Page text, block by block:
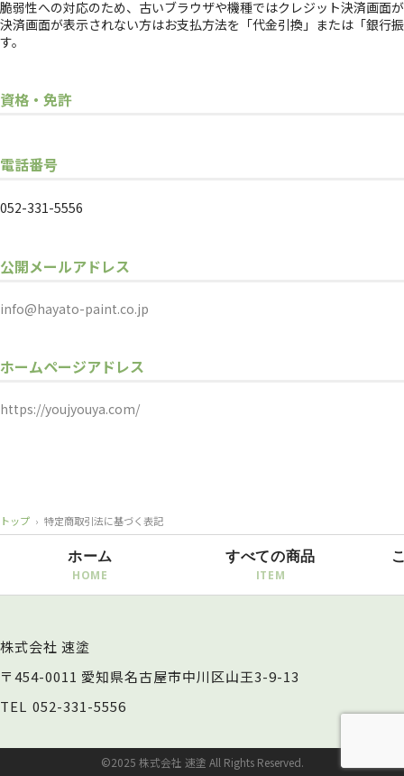
脆弱性への対応のため、古いブラウザや機種ではクレジット決済画面
決済画面が表示されない方はお支払方法を「代金引換」または「銀行
す。
資格・免許
電話番号
052-331-5556
公開メールアドレス
info@hayato-paint.co.jp
ホームページアドレス
https://youjyouya.com/
トップ › 特定商取引法に基づく表記
ホーム すべての商品
株式会社 速塗
〒454-0011 愛知県名古屋市中川区山王3-9-13
TEL 052-331-5556
©2025 株式会社 速塗 All Rights Reserved.